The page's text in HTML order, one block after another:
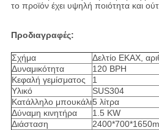
το προϊόν έχει υψηλή ποιότητα και
Προδιαγραφές:
Σχήμα
Δελτίο ΕΚΑΧ,
Δυναμικότητα
120 BPH
Κεφαλή γεμίσματος
1
Υλικό
SUS304
Κατάλληλο μπουκάλι5 λίτρα
Δύναμη κινητήρα
1.5 KW
Διάσταση